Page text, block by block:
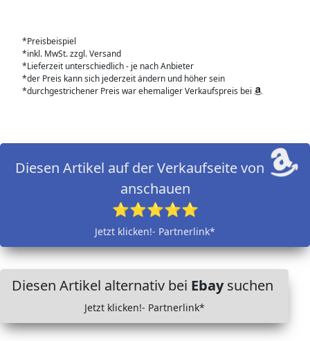
*Preisbeispiel
*inkl. MwSt. zzgl. Versand
*Lieferzeit unterschiedlich - je nach Anbieter
*der Preis kann sich jederzeit ändern und höher sein
*durchgestrichener Preis war ehemaliger Verkaufspreis bei
Diesen Artikel auf der Verkaufseite von
anschauen
⭐⭐⭐⭐⭐
Jetzt klicken!- Partnerlink*
Diesen Artikel alternativ bei Ebaysuchen
Jetzt klicken!- Partnerlink*